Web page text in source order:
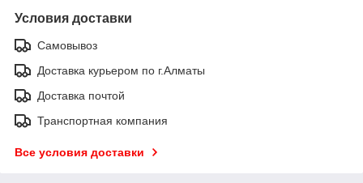
Условия доставки
Самовывоз
Доставка курьером по г.Алматы
Доставка почтой
Транспортная компания
Все условия доставки